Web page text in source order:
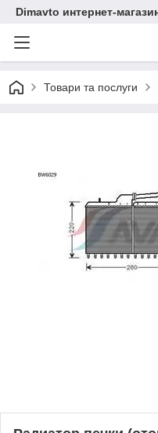
Dimavto интернет-
Товари та послуги